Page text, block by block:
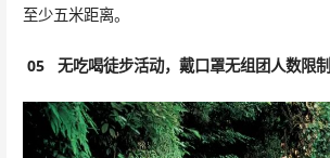
至少五米距离。
05 无吃喝徒步活动，戴口罩无组团人数限制